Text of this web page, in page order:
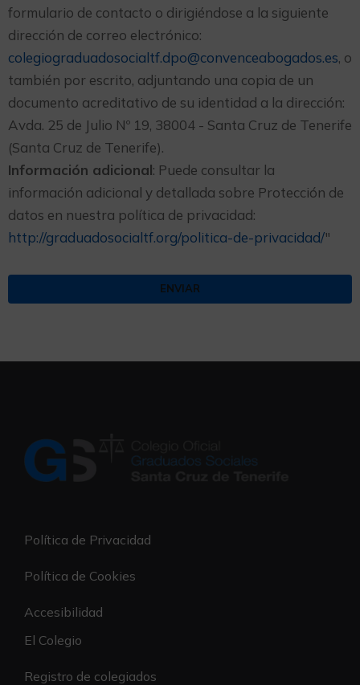
formulario de contacto o dirigiéndose a la siguiente
dirección de correo electrónico:
colegiograduadosocialtf.dpo@convenceabogados.es, o
también por escrito, adjuntando una copia de un
documento acreditativo de su identidad a la dirección:
Avda. 25 de Julio Nº 19, 38004 - Santa Cruz de Tenerife
(Santa Cruz de Tenerife).
Información adicional: Puede consultar la
información adicional y detallada sobre Protección de
datos en nuestra política de privacidad:
http://graduadosocialtf.org/politica-de-privacidad/"
Política de Privacidad
Política de Cookies
Accesibilidad
El Colegio
Registro de colegiados